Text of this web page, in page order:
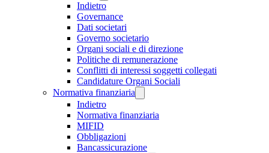
Indietro
Governance
Dati societari
Governo societario
Organi sociali e di direzione
Politiche di remunerazione
Conflitti di interessi soggetti collegati
Candidature Organi Sociali
Normativa finanziaria
Indietro
Normativa finanziaria
MIFID
Obbligazioni
Bancassicurazione